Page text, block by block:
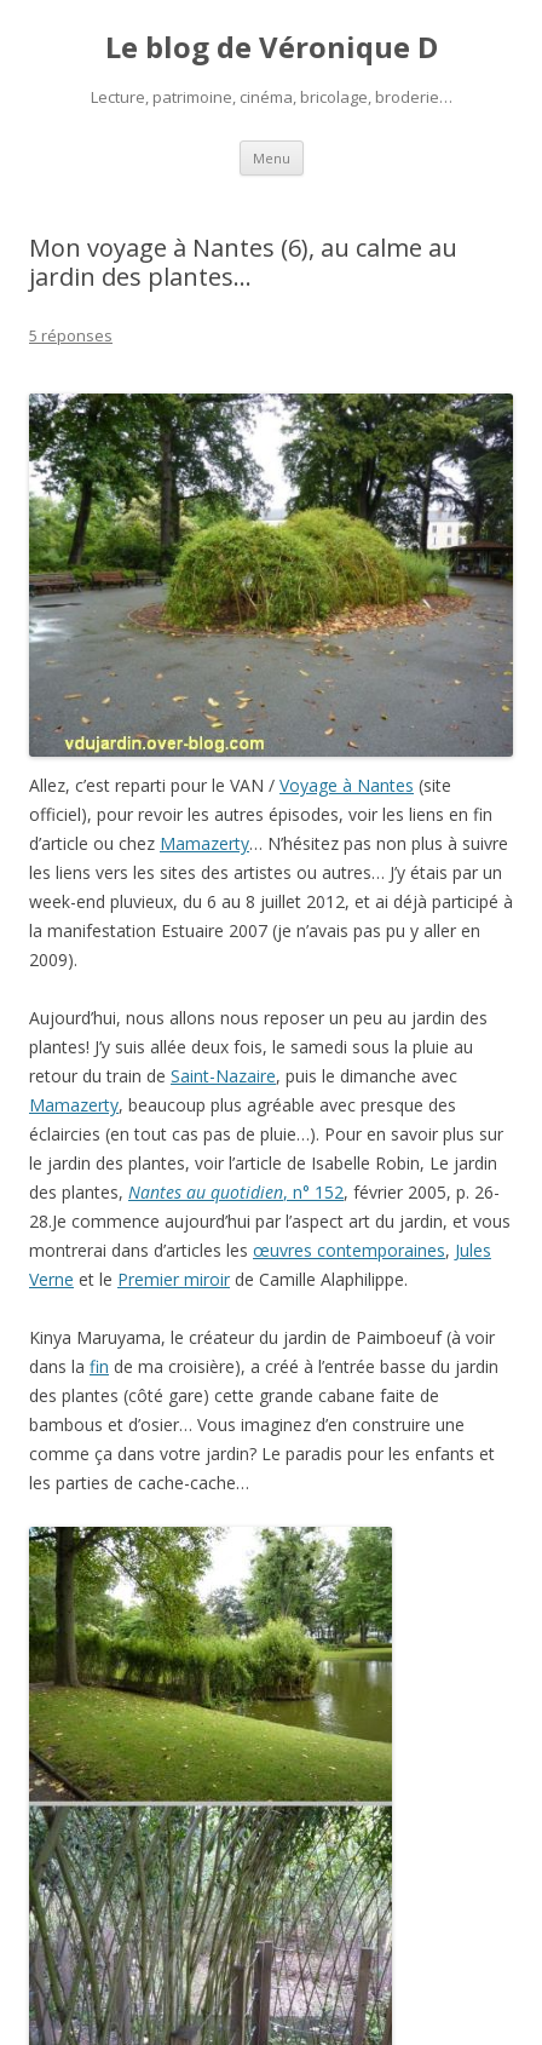
Le blog de Véronique D
Lecture, patrimoine, cinéma, bricolage, broderie…
Menu Aller
contenu
Mon voyage à Nantes (6), au calme au
jardin des plantes…
5 réponses
Allez, c’est reparti pour le VAN / Voyage à Nantes (site
officiel), pour revoir les autres épisodes, voir les liens en fin
d’article ou chez Mamazerty… N’hésitez pas non plus à suivre
les liens vers les sites des artistes ou autres… J’y étais par un
week-end pluvieux, du 6 au 8 juillet 2012, et ai déjà participé à
la manifestation Estuaire 2007 (je n’avais pas pu y aller en
2009).
Aujourd’hui, nous allons nous reposer un peu au jardin des
plantes! J’y suis allée deux fois, le samedi sous la pluie au
retour du train de Saint-Nazaire, puis le dimanche avec
Mamazerty, beaucoup plus agréable avec presque des
éclaircies (en tout cas pas de pluie…). Pour en savoir plus sur
le jardin des plantes, voir l’article de Isabelle Robin, Le jardin
des plantes, Nantes au quotidien, n° 152, février 2005, p. 26-
28.Je commence aujourd’hui par l’aspect art du jardin, et vous
montrerai dans d’articles les œuvres contemporaines, Jules
Verne et le Premier miroir de Camille Alaphilippe.
Kinya Maruyama, le créateur du jardin de Paimboeuf (à voir
dans la fin de ma croisière), a créé à l’entrée basse du jardin
des plantes (côté gare) cette grande cabane faite de
bambous et d’osier… Vous imaginez d’en construire une
comme ça dans votre jardin? Le paradis pour les enfants et
les parties de cache-cache…